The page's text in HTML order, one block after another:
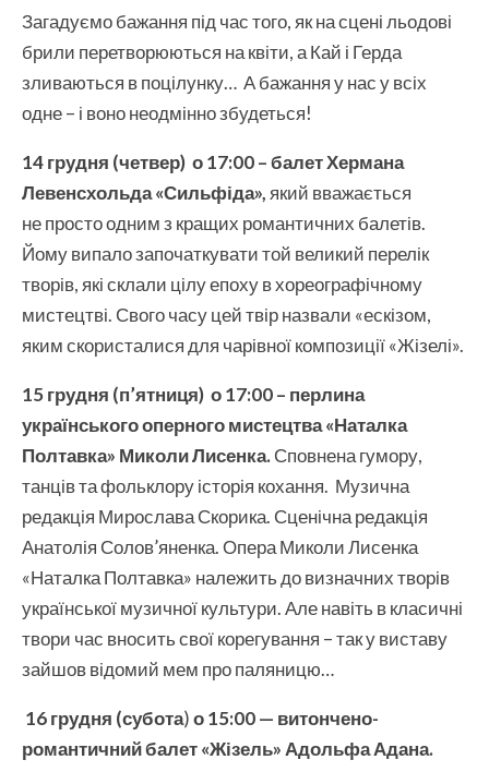
Загадуємо бажання під час того, як на сцені льодові
брили перетворюються на квіти, а Кай і Герда
зливаються в поцілунку… А бажання у нас у всіх
одне – і воно неодмінно збудеться!
14 грудня (четвер) о 17:00–балет Хермана
Левенсхольда «Сильфіда», який вважається
не просто одним з кращих романтичних балетів.
Йому випало започаткувати той великий перелік
творів, які склали цілу епоху в хореографічно­му
мистецтві. Свого часу цей твір назвали «ескізом,
яким скористалися для ча­рівної композиції «Жізелі».
15 грудня (п’ятниця) о 17:00– перлина
українськогооперногомистецтва«Наталка
Полтавка» Миколи Лисенка.Сповнена гумору,
танців та фольклору історія кохання. Музична
редакція Мирослава Скорика. Сценічна редакція
Анатолія Солов’яненка. Опера Миколи Лисенка
«Наталка Полтавка» належить до визначних творів
української музичної культури. Але навіть в класичні
твори час вносить свої корегування – так у виставу
зайшов відомий мем про паляницю…
16 грудня (субота)о 15:00 — витончено-
романтичний балет «Жізель» АдольфаАдана.